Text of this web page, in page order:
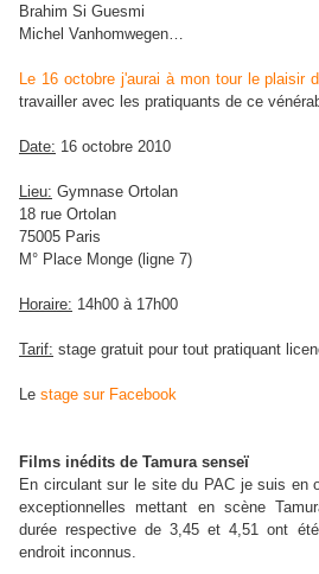
Brahim Si Guesmi
Michel Vanhomwegen…
Le 16 octobre j'aurai à mon tour le plaisir
travailler avec les pratiquants de ce
Date: 16 octobre 2010
Lieu: Gymnase Ortolan
18 rue Ortolan
75005 Paris
M° Place Monge (ligne 7)
Horaire: 14h00 à 17h00
Tarif: stage gratuit pour tout pratiquant
Le stage sur Facebook
Films inédits de Tamura senseï
En circulant sur le site du PAC je suis en
exceptionnelles mettant en scène
durée respective de 3,45 et 4,51 ont
endroit inconnus.